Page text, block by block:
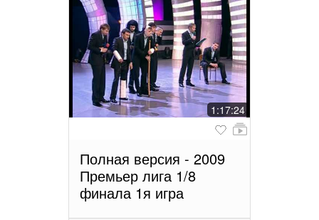
1:17:24
Полная версия - 2009
Премьер лига 1/8
финала 1я игра